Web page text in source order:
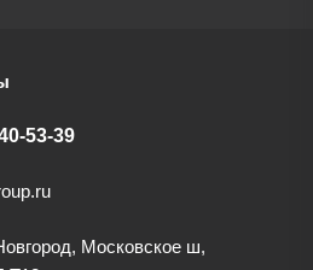
53-39
Московское ш,